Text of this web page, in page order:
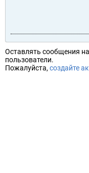
Оставлять сообщения
пользователи.
Пожалуйста, создайте